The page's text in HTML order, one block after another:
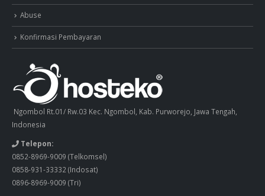
Abuse
Konfirmasi Pembayaran
Ngombol Rt.01/ Rw.03 Kec. Ngombol, Kab. Purworejo, Jawa Tengah,
Indonesia
Telepon:
0852-8969-9009 (Telkomsel)
0858-931-33332 (Indosat)
0896-8969-9009 (Tri)